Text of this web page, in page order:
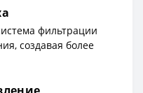
фильтрации
создавая более